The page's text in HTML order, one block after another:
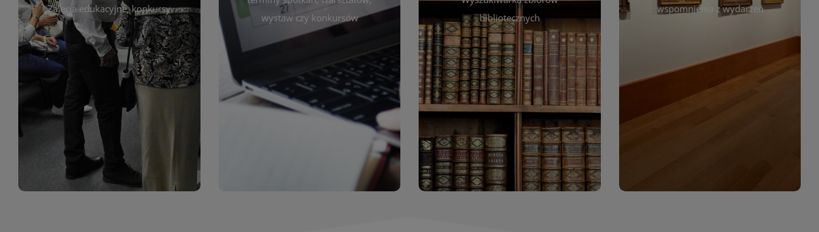
Zajęcia edukacyjne, konkursy
Wystawy
Biblioteka organizuje prezentujące
zarówno sztukę lokalnych twórców,
jak i zbiory tematyczne. W tej sekcji
znajdziesz informacje o aktualnych
ekspozycjach oraz archiwum wystaw
z poprzednich lat. Prezentowane
prace obejmują malarstwo,
wystaw czy konkursów
Cię wydarzeniach. Aktualizujemy
harmonogram na bieżąco, by zawsze
był zgodny z planem pracy biblioteki.
Zapraszamy do śledzenia i
uczestnictwa w życiu kulturalnym
miasta!
bibliotecznych
Katalog Zbiorów
Katalog online umożliwia
przeglądanie pełnej oferty
bibliotecznej – książek, czasopism,
filmów i innych materiałów. Dzięki
wyszukiwarce szybko znajdziesz
interesujące Cię pozycje według
autora, tytułu lub tematu. Możesz wspomnienia z wydarzeń
czytelników. Regularnie dodajemy
powrócić do wyjątkowych
momentów. Zapraszamy do
obejrzenia, wspominania i
inspirowania się!